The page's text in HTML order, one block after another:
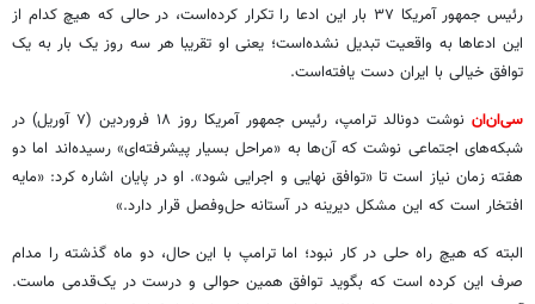
رئیس جمهور آمریکا ۳۷ بار این ادعا را تکرار کرده‌است، در حالی که هیچ کدام از
این ادعاها به واقعیت تبدیل نشده‌است؛ یعنی او تقریبا هر سه روز یک بار به یک
توافق خیالی با ایران دست یافته‌است.
سی‌ان‌ان
نوشت دونالد ترامپ، رئیس جمهور آمریکا روز ۱۸ فروردین (۷ آوریل) در
شبکه‌های اجتماعی نوشت که آن‌ها به «مراحل بسیار پیشرفته‌ای» رسیده‌اند اما دو
هفته زمان نیاز است تا «توافق نهایی و اجرایی شود». او در پایان اشاره کرد: «مایه
افتخار است که این مشکل دیرینه در آستانه حل‌وفصل قرار دارد.»
البته که هیچ راه حلی در کار نبود؛ اما ترامپ با این حال، دو ماه گذشته را مدام
صرف این کرده است که بگوید توافق همین حوالی و درست در یک‌قدمی ماست.